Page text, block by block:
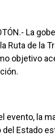
La
Ruta de la
objetivo
evento, la
del Estado